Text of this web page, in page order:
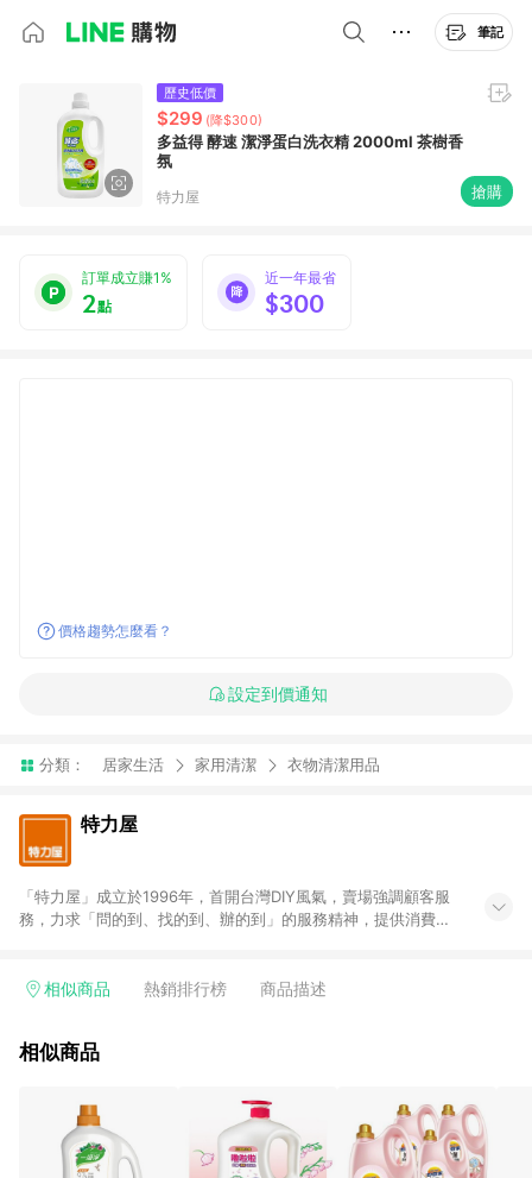
筆記
歷史低價
$299 (降$300)
多益得 酵速 潔淨蛋白洗衣精 2000ml 茶樹香
氛
特力屋 搶購
訂單成立賺1%
2點
近一年最省
$300
價格趨勢怎麼看？
設定到價通知
分類： 居家生活 家用清潔 衣物清潔用品
特力屋
「特力屋」成立於1996年，首開台灣DIY風氣，賣場強調顧客服
務，力求「問的到、找的到、辦的到」的服務精神，提供消費者
客找到居家修繕、佈置或裝潢時所需；另外，在各家分店內規劃
等各方面進行整合，提升服務質感，期望每一位來店顧客，能輕
結帳流程(Easy to buy)、每次到「特力屋」購物都能得到新的啟
發與靈感(Exciting experience)，同時持續提供消費者居家修繕
最佳解決方案，以創造優質居家環境為首要目標，成為消費者打
造幸福家園時的優先選擇。
相似商品 熱銷排行榜 商品描述
相似商品